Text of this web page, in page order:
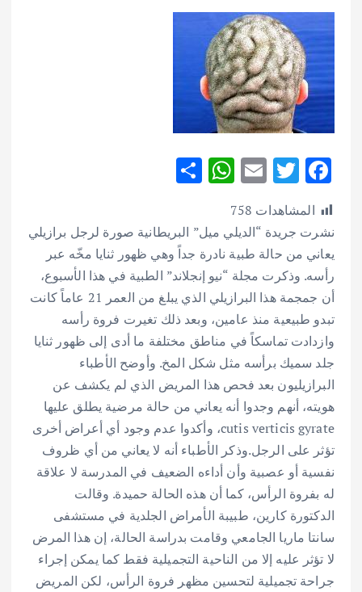
F
ac
e
b
o
o
k
T
w
it
te
r
E
ai
l
W
at
s
A
p
p
ar
e
المشاهدات 758
نشرت جريدة “الديلي ميل” البريطانية صورة لرجل برازيلي
يعاني من حالة طبية نادرة جداً وهي ظهور ثنايا مخّه عبر
رأسه. وذكرت مجلة “نيو إنجلاند” الطبية في هذا الأسبوع،
أن جمجمة هذا البرازيلي الذي يبلغ من العمر 21 عاماً كانت
تبدو طبيعية منذ عامين، وبعد ذلك تغيرت فروة رأسه
وازدادت تماسكاً في مناطق مختلفة ما أدى إلى ظهور ثنايا
جلد سميك برأسه مثل شكل المخ. وأوضح الأطباء
البرازيليون بعد فحص هذا المريض الذي لم يكشف عن
هويته، أنهم وجدوا أنه يعاني من حالة مرضية يطلق عليها
cutis verticis gyrate، وأكدوا عدم وجود أي أعراض أخرى
تؤثر على الرجل.وذكر الأطباء أنه لا يعاني من أي ظروف
نفسية أو عصبية وأن أداءه الضعيف في المدرسة لا علاقة
له بفروة الرأس، كما أن هذه الحالة حميدة. وقالت
الدكتورة كارين، طبيبة الأمراض الجلدية في مستشفى
سانتا ماريا الجامعي وقامت بدراسة الحالة، إن هذا المرض
لا تؤثر عليه إلا من الناحية التجميلية فقط كما يمكن إجراء
جراحة تجميلية لتحسين مظهر فروة الرأس، لكن المريض